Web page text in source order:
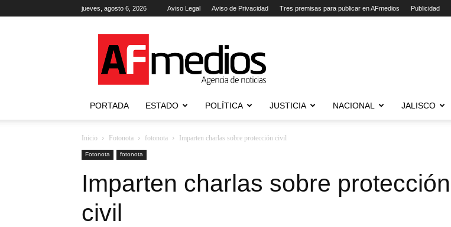
jueves, agosto 6, 2026 Aviso Legal Aviso de Privacidad Tres premisas para publicar en AFmedios Publicidad
Agencia
de
Noticias
PORTADA ESTADO POLÍTICA JUSTICIA NACIONAL JALISCO
Inicio Fotonota fotonota Imparten charlas sobre protección civil
Fotonota fotonota
Imparten charlas sobre protección
civil